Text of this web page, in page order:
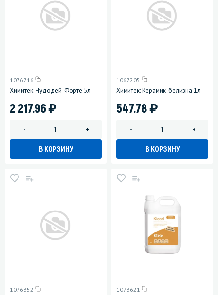
1076716
Химитек: Чудодей-Форте 5л
2 217.96)
- +
В КОРЗИНУ
1067205
Химитек: Керамик-белизна 1л
547.78)
- +
В КОРЗИНУ
1076352 1073621